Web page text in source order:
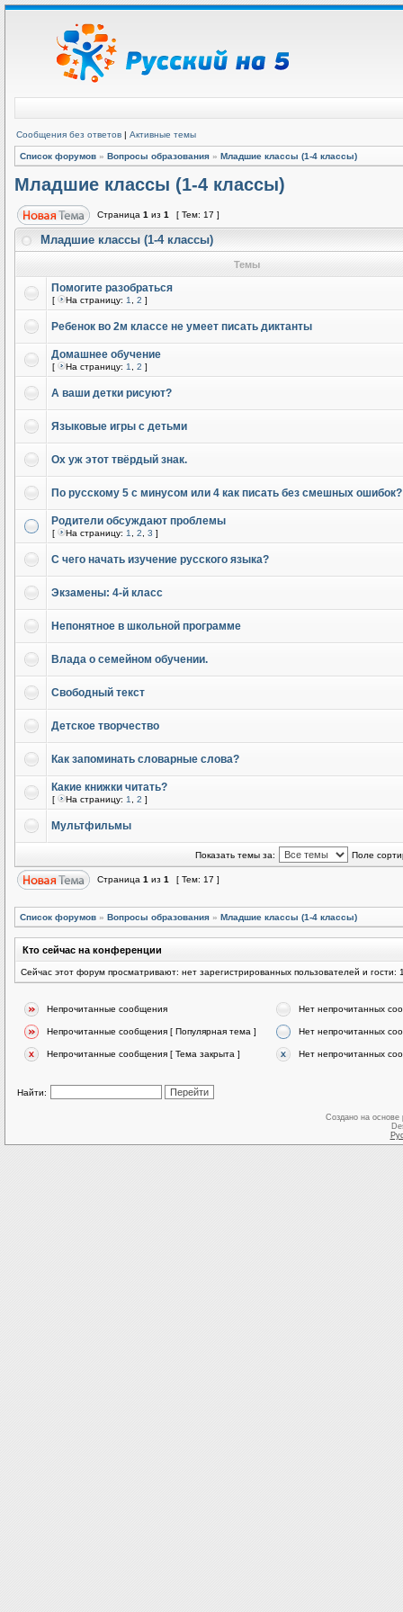
Сообщения без ответов | Активные темы
Список форумов » Вопросы образования » Младшие классы (1-4 классы)
Младшие классы (1-4 классы)
Страница 1 из 1 [ Тем: 17 ]
Младшие классы (1-4 классы)
Темы
Помогите разобраться
[ На страницу: 1 2 ]
Ребенок во 2м классе не умеет писать диктанты
Домашнее обучение
[ На страницу: 1 2 ]
А ваши детки рисуют?
Языковые игры с детьми
Ох уж этот твёрдый знак.
По русскому 5 с минусом или 4 как писать без смешных ошибок?
Родители обсуждают проблемы
[ На страницу: 1 2 3 ]
С чего начать изучение русского языка?
Экзамены: 4-й класс
Непонятное в школьной программе
Влада о семейном обучении.
Свободный текст
Детское творчество
Как запоминать словарные слова?
Какие книжки читать?
[ На страницу: 1 2 ]
Мультфильмы
Показать темы за: Поле
Страница 1 из 1 [ Тем: 17 ]
Список форумов » Вопросы образования » Младшие классы (1-4 классы)
Кто сейчас на конференции
Сейчас этот форум просматривают: нет зарегистрированных пользователей и гости:
Непрочитанные сообщения Нет непрочитанных
Непрочитанные сообщения [ Популярная тема ] Нет непрочитанных
Непрочитанные сообщения [ Тема закрыта ] Нет непрочитанных
Найти:
Создано на основе